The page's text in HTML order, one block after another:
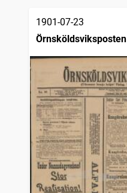
1901-07-23
Örnsköldsviksposten